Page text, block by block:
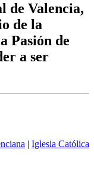
de Valencia,
de la
Pasión de
a ser
| Iglesia Católica